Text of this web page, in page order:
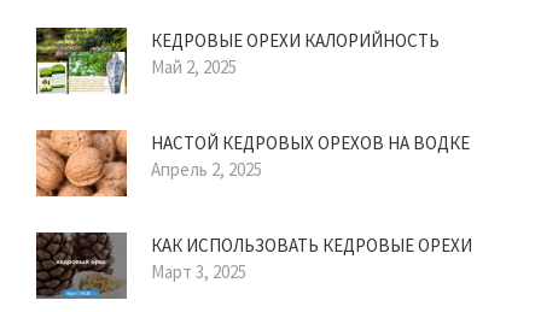
КЕДРОВЫЕ ОРЕХИ КАЛОРИЙНОСТЬ
Май 2, 2025
НАСТОЙ КЕДРОВЫХ ОРЕХОВ НА ВОДКЕ
Апрель 2, 2025
КАК ИСПОЛЬЗОВАТЬ КЕДРОВЫЕ ОРЕХИ
Март 3, 2025